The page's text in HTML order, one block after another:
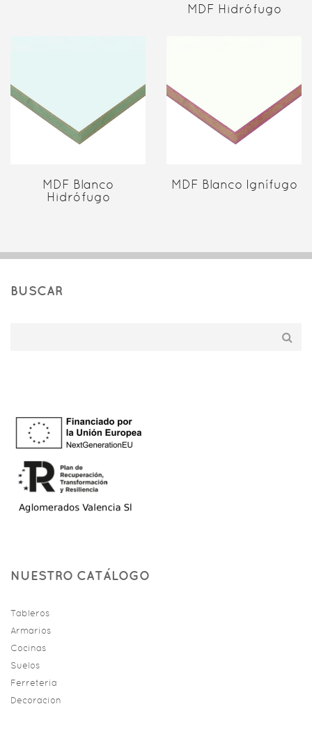
MDF Hidrófugo
MDF Blanco
Hidrófugo
MDF Blanco Ignífugo
BUSCAR
NUESTRO CATÁLOGO
Tableros
Armarios
Cocinas
Suelos
Ferreteria
Decoracion